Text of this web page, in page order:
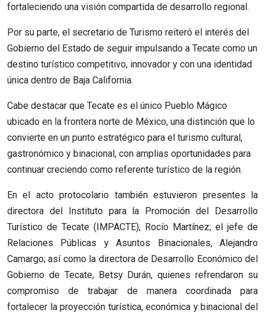
fortaleciendo una visión compartida de desarrollo regional.
Por su parte, el secretario de Turismo reiteró el interés del
Gobierno del Estado de seguir impulsando a Tecate como un
destino turístico competitivo, innovador y con una identidad
única dentro de Baja California.
Cabe destacar que Tecate es el único Pueblo Mágico
ubicado en la frontera norte de México, una distinción que lo
convierte en un punto estratégico para el turismo cultural,
gastronómico y binacional, con amplias oportunidades para
continuar creciendo como referente turístico de la región.
En el acto protocolario también estuvieron presentes la
directora del Instituto para la Promoción del Desarrollo
Turístico de Tecate (IMPACTE), Rocío Martínez; el jefe de
Relaciones Públicas y Asuntos Binacionales, Alejandro
Camargo; así como la directora de Desarrollo Económico del
Gobierno de Tecate, Betsy Durán, quienes refrendaron su
compromiso de trabajar de manera coordinada para
fortalecer la proyección turística, económica y binacional del